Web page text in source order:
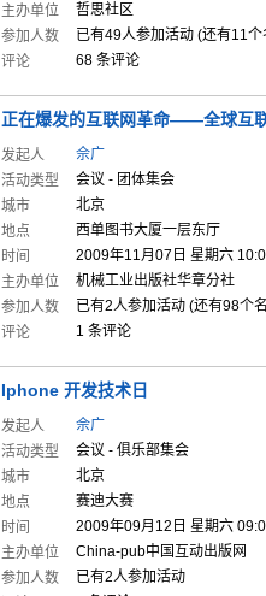
主办单位
哲思社区
参加人数
已有49人参加活动 (还有11个
评论
68 条评论
正在爆发的互联网革命——全球互
发起人
佘广
活动类型
会议 - 团体集会
城市
北京
地点
西单图书大厦一层东厅
时间
2009年11月07日 星期六
主办单位
机械工业出版社华章分社
参加人数
已有2人参加活动 (还有98个
评论
1 条评论
Iphone 开发技术日
发起人
佘广
活动类型
会议 - 俱乐部集会
城市
北京
地点
赛迪大赛
时间
2009年09月12日 星期六
主办单位
China-pub中国互动出版网
参加人数
已有2人参加活动